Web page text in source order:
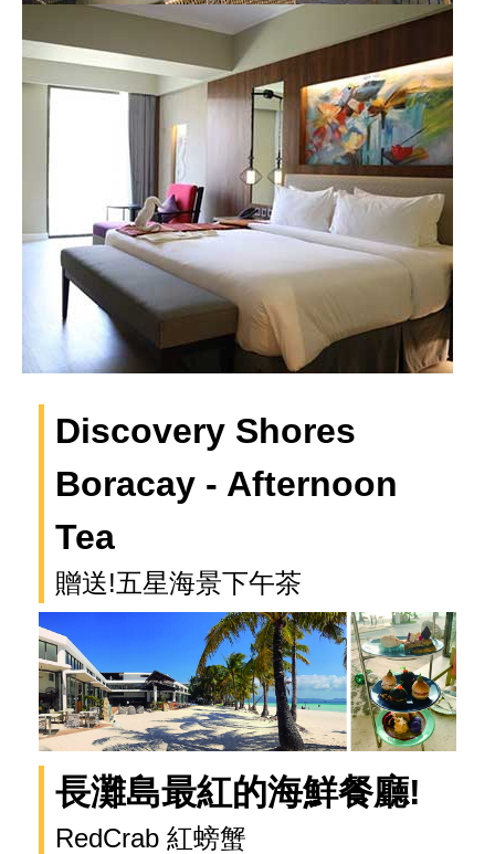
Discovery Shores
Boracay - Afternoon
Tea
贈送!五星海景下午茶
長灘島最紅的海鮮餐廳!
RedCrab 紅螃蟹